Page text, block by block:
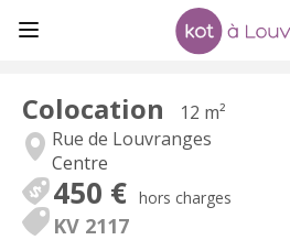
Colocation
12 m²
Rue de Louvranges
Centre
450 € hors charges
KV 2117